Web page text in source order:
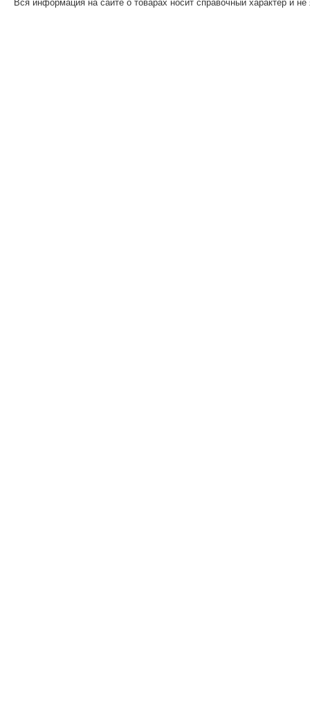
Вся информация на сайте о товарах носит справочный характер и